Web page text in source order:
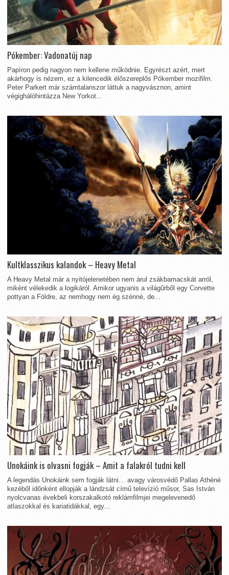
Pókember: Vadonatúj nap
Papíron pedig nagyon nem kellene működnie. Egyrészt azért, mert
akárhogy is nézem, ez a kilencedik élőszereplős Pókember mozifilm.
Peter Parkert már számtalanszor láttuk a nagyvásznon, amint
végighálóhintázza New Yorkot...
Kultklasszikus kalandok – Heavy Metal
A Heavy Metal már a nyitójelenetében nem árul zsákbamacskát arról,
miként vélekedik a logikáról. Amikor ugyanis a világűrből egy Corvette
pottyan a Földre, az nemhogy nem ég szénné, de...
Unokáink is olvasni fogják – Amit a falakról tudni kell
A legendás Unokáink sem fogják látni… avagy városvédő Pallas Athéné
kezéből időnként ellopják a lándzsát című televízió műsor, Sas István
nyolcvanas évekbeli korszakalkotó reklámfilmjei megelevenedő
atlaszokkal és kariatidákkal, egy...